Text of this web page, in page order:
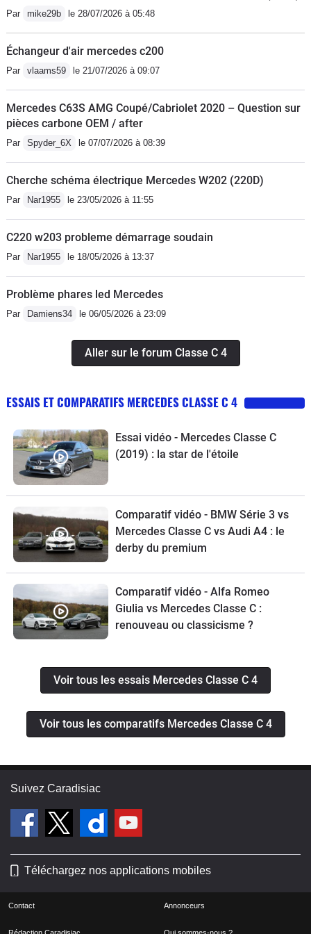
Par mike29b le 28/07/2026 à 05:48
Échangeur d'air mercedes c200
Par vlaams59 le 21/07/2026 à 09:07
Mercedes C63S AMG Coupé/Cabriolet 2020 – Question sur
pièces carbone OEM / after
Par Spyder_6X le 07/07/2026 à 08:39
Cherche schéma électrique Mercedes W202 (220D)
Par Nar1955 le 23/05/2026 à 11:55
C220 w203 probleme démarrage soudain
Par Nar1955 le 18/05/2026 à 13:37
Problème phares led Mercedes
Par Damiens34 le 06/05/2026 à 23:09
Aller sur le forum Classe C 4
ESSAIS ET COMPARATIFS MERCEDES CLASSE C 4
Essai vidéo - Mercedes Classe C
(2019) : la star de l'étoile
Comparatif vidéo - BMW Série 3 vs
Mercedes Classe C vs Audi A4 : le
derby du premium
Comparatif vidéo - Alfa Romeo
Giulia vs Mercedes Classe C :
renouveau ou classicisme ?
Voir tous les essais Mercedes Classe C 4
Voir tous les comparatifs Mercedes Classe C 4
Suivez Caradisiac
Téléchargez nos applications mobiles
Contact Annonceurs